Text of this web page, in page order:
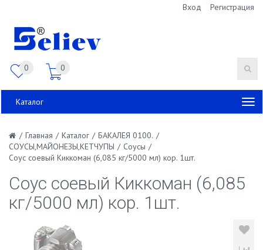
Вход Регистрация
0 0
Каталог
/ Главная / Каталог / БАКАЛЕЯ 0100. /
СОУСЫ,МАЙОНЕЗЫ,КЕТЧУПЫ / Соусы /
Соус соевый Киккоман (6,085 кг/5000 мл) кор. 1шт.
Соус соевый Киккоман (6,085
кг/5000 мл) кор. 1шт.